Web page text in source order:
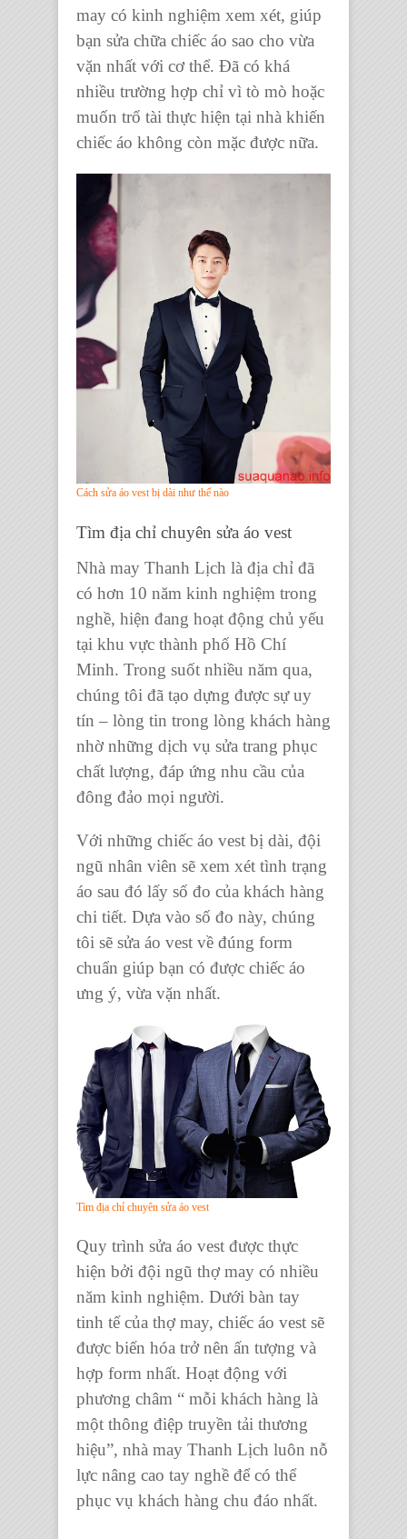
may có kinh nghiệm xem xét, giúp
bạn sửa chữa chiếc áo sao cho vừa
vặn nhất với cơ thể. Đã có khá
nhiều trường hợp chỉ vì tò mò hoặc
muốn trổ tài thực hiện tại nhà khiến
chiếc áo không còn mặc được nữa.
Cách sửa áo vest bị dài như thế nào
Tìm địa chỉ chuyên sửa áo vest
Nhà may Thanh Lịch là địa chỉ đã
có hơn 10 năm kinh nghiệm trong
nghề, hiện đang hoạt động chủ yếu
tại khu vực thành phố Hồ Chí
Minh. Trong suốt nhiều năm qua,
chúng tôi đã tạo dựng được sự uy
tín – lòng tin trong lòng khách hàng
nhờ những dịch vụ sửa trang phục
chất lượng, đáp ứng nhu cầu của
đông đảo mọi người.
Với những chiếc áo vest bị dài, đội
ngũ nhân viên sẽ xem xét tình trạng
áo sau đó lấy số đo của khách hàng
chi tiết. Dựa vào số đo này, chúng
tôi sẽ sửa áo vest về đúng form
chuẩn giúp bạn có được chiếc áo
ưng ý, vừa vặn nhất.
Tìm địa chỉ chuyên sửa áo vest
Quy trình sửa áo vest được thực
hiện bởi đội ngũ thợ may có nhiều
năm kinh nghiệm. Dưới bàn tay
tinh tế của thợ may, chiếc áo vest sẽ
được biến hóa trở nên ấn tượng và
hợp form nhất. Hoạt động với
phương châm “ mỗi khách hàng là
một thông điệp truyền tải thương
hiệu”, nhà may Thanh Lịch luôn nỗ
lực nâng cao tay nghề để có thể
phục vụ khách hàng chu đáo nhất.